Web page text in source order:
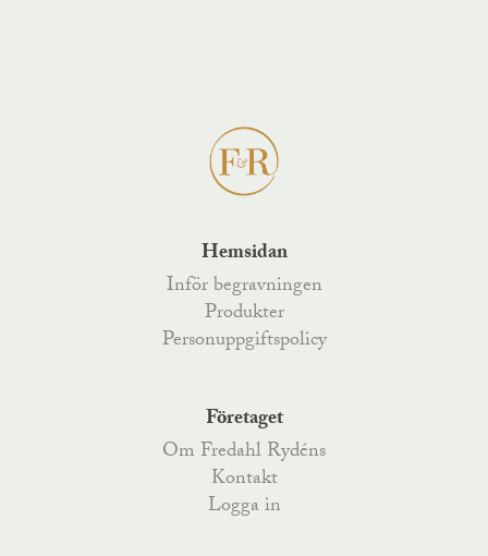
Hemsidan
Inför begravningen
Produkter
Personuppgiftspolicy
Företaget
Om Fredahl Rydéns
Kontakt
Logga in